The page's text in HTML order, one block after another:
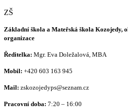
ZŠ
Základní škola a Mateřská škola Kozojedy,
organizace
Ředitelka: Mgr. Eva Doležalová, MBA
Mobil: +420 603 163 945
Mail: zskozojedyps@seznam.cz
Pracovní doba: 7:20 – 16:00